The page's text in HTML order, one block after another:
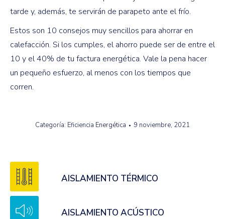
tarde y, además, te servirán de parapeto ante el frío.
Estos son 10 consejos muy sencillos para ahorrar en
calefacción. Si los cumples, el ahorro puede ser de entre el
10 y el 40% de tu factura energética. Vale la pena hacer
un pequeño esfuerzo, al menos con los tiempos que
corren.
Categoría: Eficiencia Energética 9 noviembre, 2021
AISLAMIENTO TÉRMICO
AISLAMIENTO ACÚSTICO